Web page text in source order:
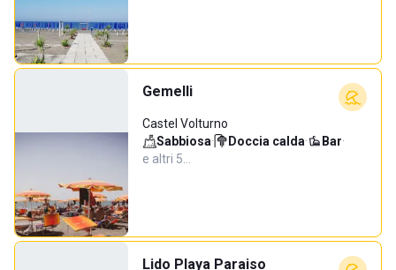
Gemelli
Castel Volturno
Sabbiosa· Doccia calda· Bar·
e altri 5…
Lido Playa Paraiso